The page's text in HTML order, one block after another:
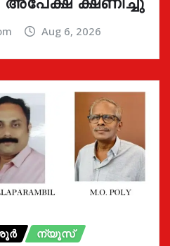
Aug 6, 2026
ന്യൂസ്